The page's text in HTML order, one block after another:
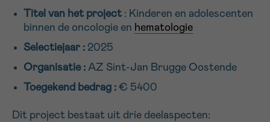
Titel van het project : Kinderen en adolescenten
binnen de oncologie en hematologie
Selectiejaar : 2025
Organisatie : AZ Sint-Jan Brugge Oostende
Toegekend bedrag : € 5400
Dit project bestaat uit drie deelaspecten:
VOORNAAM
16h-18h
Verder